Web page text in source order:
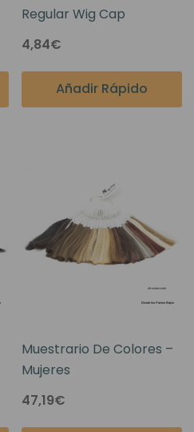
Regular Wig Cap
4,84€
Añadir Rápido
Muestrario De Colores –
Mujeres
47,19€